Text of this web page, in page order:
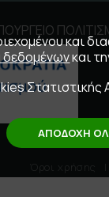
Όροι χρήσης
και
και
Στατιστικής
ΑΠΟΔΟΧΗ